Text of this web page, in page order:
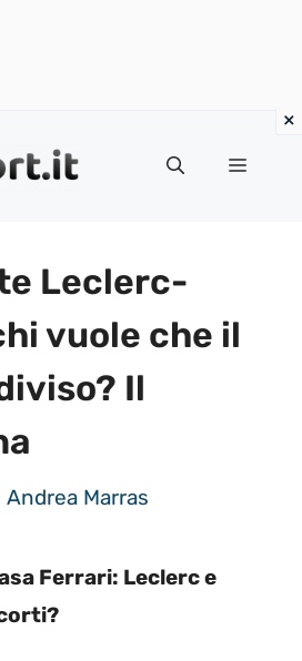
MENU
Leclerc-
vuole che il
Il
Andrea Marras
Ferrari: Leclerc e